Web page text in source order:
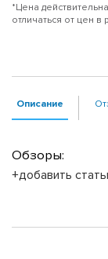
*Цена
отличаться от цен
Описание
Обзоры:
+добавить